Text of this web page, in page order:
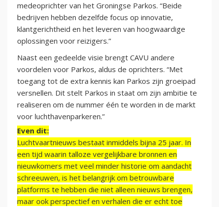
medeoprichter van het Groningse Parkos. “Beide
bedrijven hebben dezelfde focus op innovatie,
klantgerichtheid en het leveren van hoogwaardige
oplossingen voor reizigers.”
Naast een gedeelde visie brengt CAVU andere
voordelen voor Parkos, aldus de oprichters. “Met
toegang tot de extra kennis kan Parkos zijn groeipad
versnellen. Dit stelt Parkos in staat om zijn ambitie te
realiseren om de nummer één te worden in de markt
voor luchthavenparkeren.”
Even dit:
Luchtvaartnieuws bestaat inmiddels bijna 25 jaar. In
een tijd waarin talloze vergelijkbare bronnen en
nieuwkomers met veel minder historie om aandacht
schreeuwen, is het belangrijk om betrouwbare
platforms te hebben die niet alleen nieuws brengen,
maar ook perspectief en verhalen die er echt toe